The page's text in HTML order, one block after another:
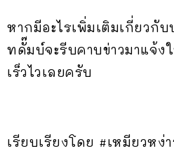
หากมีอะไรเพิ่มเติมเกี่ยวกั
ทดั๊มบ์จะรีบคาบข่าวมาแจ้ง
เร็วไวเลยครับ
เรียบเรียงโดย #เหมียวหง่า